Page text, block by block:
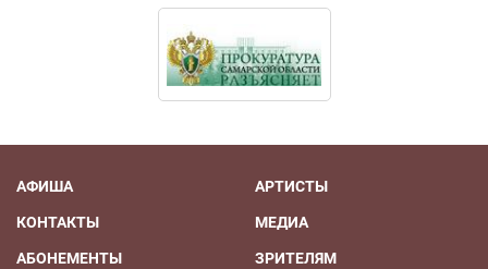
АФИША
КОНТАКТЫ
АБОНЕМЕНТЫ
АРТИСТЫ
МЕДИА
ЗРИТЕЛЯМ